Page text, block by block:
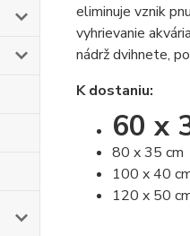
eliminuje vznik
vyhrievanie
nádrž dvihnete,
K dostaniu:
60 x
80 x 35 cm
100 x 40
120 x 50